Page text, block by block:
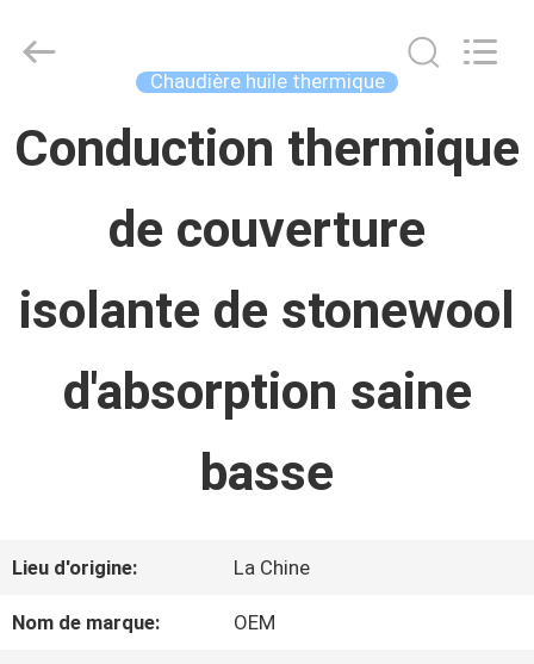
MAISON
PRODUITS
AU
SUJET
VISITE
D'USINE
Online
Reserved.
Developed
Chaudière huile thermique
Conduction thermique
de couverture
isolante de stonewool
d'absorption saine
basse
Lieu d'origine: La Chine
Nom de marque: OEM